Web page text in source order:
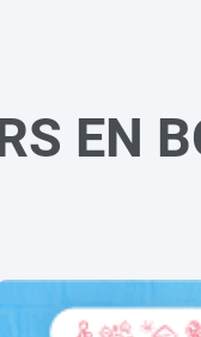
EN